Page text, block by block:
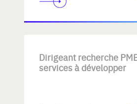
Dirigeant recherche
services à développer